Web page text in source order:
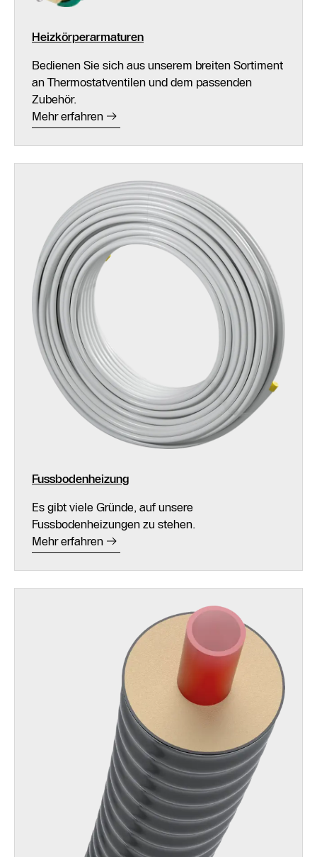
Heizkörperarmaturen
Bedienen Sie sich aus unserem breiten Sortiment
an Thermostatventilen und dem passenden
Zubehör.
Mehr erfahren
Fussbodenheizung
Es gibt viele Gründe, auf unsere
Fussbodenheizungen zu stehen.
Mehr erfahren